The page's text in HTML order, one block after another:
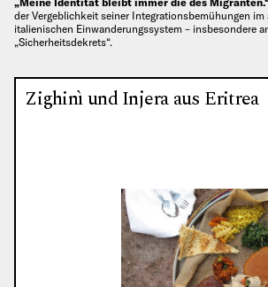
der Vergeblichkeit seiner Integrationsbemühungen im
italienischen Einwanderungssystem – insbesondere
„Sicherheitsdekrets“.
Zighinì und Injera aus Eritrea